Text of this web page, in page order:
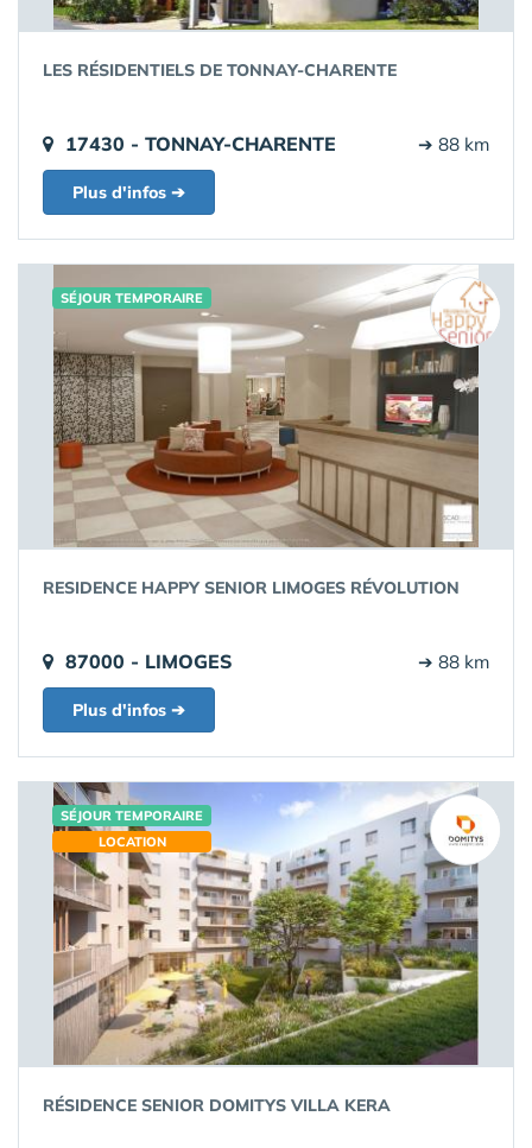
LES RÉSIDENTIELS DE TONNAY-CHARENTE
17430 - TONNAY-CHARENTE ➔ 88 km
Plus d'infos ➔
SÉJOUR TEMPORAIRE
RESIDENCE HAPPY SENIOR LIMOGES RÉVOLUTION
87000 - LIMOGES ➔ 88 km
Plus d'infos ➔
SÉJOUR TEMPORAIRE
LOCATION
RÉSIDENCE SENIOR DOMITYS VILLA KERA